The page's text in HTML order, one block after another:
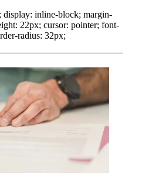
display: inline-block; margin-
22px; cursor: pointer; font-
radius: 32px;